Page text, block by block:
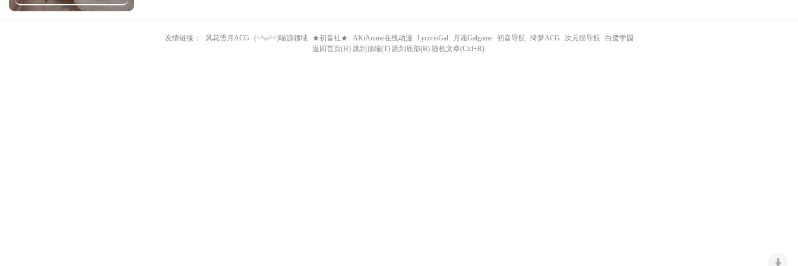
友情链接： 风花雪月ACG (>^ω^<)喵源领域 ★初音社★ AKiAnime在线动漫 LycorisGal 月谣Galgame 初音导航 绮梦ACG 次元猫导航
白鹭学园
返回首页(H) 跳到顶端(T) 跳到底部(B) 随机文章(Ctrl+R)